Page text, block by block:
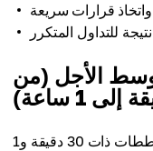
رقم 2: متوسط الأجل (من
تُعتبر الأطر الزمنية المتوسطة مثل المخططات ذات 30 دقيقة و1